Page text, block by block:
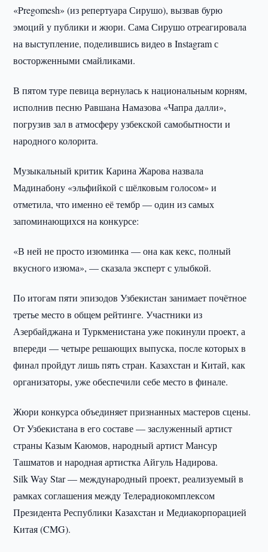
«Pregomesh» (из репертуара Сирушо), вызвав бурю
эмоций у публики и жюри. Сама Сирушо отреагировала
на выступление, поделившись видео в Instagram с
восторженными смайликами.
В пятом туре певица вернулась к национальным корням,
исполнив песню Равшана Намазова «Чапра далли»,
погрузив зал в атмосферу узбекской самобытности и
народного колорита.
Музыкальный критик Карина Жарова назвала
Мадинабону «эльфийкой с шёлковым голосом» и
отметила, что именно её тембр — один из самых
запоминающихся на конкурсе:
«В ней не просто изюминка — она как кекс, полный
вкусного изюма», — сказала эксперт с улыбкой.
По итогам пяти эпизодов Узбекистан занимает почётное
третье место в общем рейтинге. Участники из
Азербайджана и Туркменистана уже покинули проект, а
впереди — четыре решающих выпуска, после которых в
финал пройдут лишь пять стран. Казахстан и Китай, как
организаторы, уже обеспечили себе место в финале.
Жюри конкурса объединяет признанных мастеров сцены.
От Узбекистана в его составе — заслуженный артист
страны Казым Каюмов, народный артист Мансур
Ташматов и народная артистка Айгуль Надирова.
Silk Way Star — международный проект, реализуемый в
рамках соглашения между Телерадиокомплексом
Президента Республики Казахстан и Медиакорпорацией
Китая (CMG).